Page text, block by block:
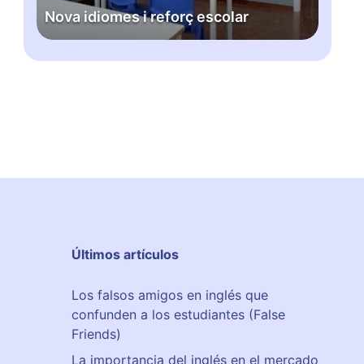
u
a
o
Nova idiomes i reforç escolar
m
e
Últimos artículos
Los falsos amigos en inglés que
confunden a los estudiantes (False
Friends)
La importancia del inglés en el mercado